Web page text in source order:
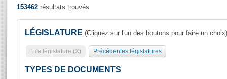
Présidence
Séance publique
Rôle et pouvoirs de l'Assemblée
Visiter l'Assemblée
153462 résultats trouvés
LÉGISLATURE (Cliquez sur l'un des boutons pour faire un choix)
17e législature (X) Précédentes législatures
TYPES DE DOCUMENTS